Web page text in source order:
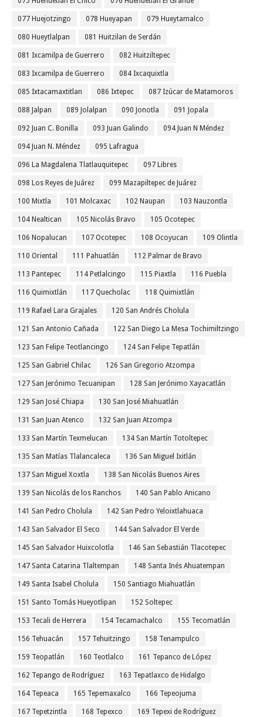
077 Huejotzingo 078 Hueyapan 079 Hueytamalco
080 Hueytlalpan 081 Huitzilan de Serdán
081 Ixcamilpa de Guerrero 082 Huitziltepec
083 Ixcamilpa de Guerrero 084 Ixcaquixtla
085 Ixtacamaxtitlan 086 Ixtepec 087 Izúcar de Matamoros
088 Jalpan 089 Jolalpan 090 Jonotla 091 Jopala
092 Juan C. Bonilla 093 Juan Galindo 094 Juan N Méndez
094 Juan N. Méndez 095 Lafragua
096 La Magdalena Tlatlauquitepec 097 Libres
098 Los Reyes de Juárez 099 Mazapiltepec de Juárez
100 Mixtla 101 Molcaxac 102 Naupan 103 Nauzontla
104 Nealtican 105 Nicolás Bravo 105 Ocotepec
106 Nopalucan 107 Ocotepec 108 Ocoyucan 109 Olintla
110 Oriental 111 Pahuatlán 112 Palmar de Bravo
113 Pantepec 114 Petlalcingo 115 Piaxtla 116 Puebla
116 Quimixtlán 117 Quecholac 118 Quimixtlán
119 Rafael Lara Grajales 120 San Andrés Cholula
121 San Antonio Cañada 122 San Diego La Mesa Tochimiltzingo
123 San Felipe Teotlancingo 124 San Felipe Tepatlán
125 San Gabriel Chilac 126 San Gregorio Atzompa
127 San Jerónimo Tecuanipan 128 San Jerónimo Xayacatlán
129 San José Chiapa 130 San José Miahuatlán
131 San Juan Atenco 132 San Juan Atzompa
133 San Martín Texmelucan 134 San Martín Totoltepec
135 San Matías Tlalancaleca 136 San Miguel Ixitlán
137 San Miguel Xoxtla 138 San Nicolás Buenos Aires
139 San Nicolás de los Ranchos 140 San Pablo Anicano
141 San Pedro Cholula 142 San Pedro Yeloixtlahuaca
143 San Salvador El Seco 144 San Salvador El Verde
145 San Salvador Huixcolotla 146 San Sebastián Tlacotepec
147 Santa Catarina Tlaltempan 148 Santa Inés Ahuatempan
149 Santa Isabel Cholula 150 Santiago Miahuatlán
151 Santo Tomás Hueyotlipan 152 Soltepec
153 Tecali de Herrera 154 Tecamachalco 155 Tecomatlán
156 Tehuacán 157 Tehuitzingo 158 Tenampulco
159 Teopatlán 160 Teotlalco 161 Tepanco de López
162 Tepango de Rodríguez 163 Tepatlaxco de Hidalgo
164 Tepeaca 165 Tepemaxalco 166 Tepeojuma
167 Tepetzintla 168 Tepexco 169 Tepexi de Rodríguez